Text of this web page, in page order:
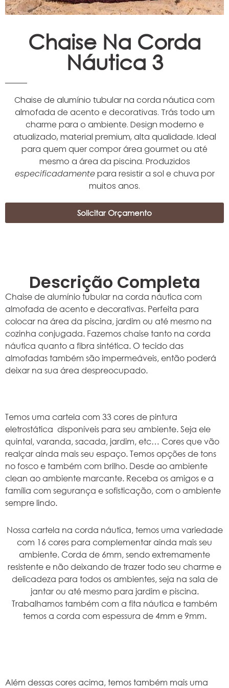
Chaise Na Corda
Náutica 3
Chaise de alumínio tubular na corda náutica com
almofada de acento e decorativas. Trás todo um
charme para o ambiente. Design moderno e
atualizado, material premium, alta qualidade. Ideal
para quem quer compor área gourmet ou até
mesmo a área da piscina. Produzidos
especificadamentepara resistir a sol e chuva por
muitos anos.
Solicitar Orçamento
Descrição Completa
Chaise de alumínio tubular na corda náutica com
almofada de acento e decorativas. Perfeita para
colocar na área da piscina, jardim ou até mesmo na
cozinha conjugada. Fazemos chaise tanto na corda
náutica quanto a fibra sintética. O tecido das
almofadas também são impermeáveis, então poderá
deixar na sua área despreocupado.
Temos uma cartela com 33 cores de pintura
eletrostática disponíveis para seu ambiente. Seja ele
quintal, varanda, sacada, jardim, etc… Cores que vão
realçar ainda mais seu espaço. Temos opções de tons
no fosco e também com brilho. Desde ao ambiente
clean ao ambiente marcante. Receba os amigos e a
família com segurança e sofisticação, com o ambiente
sempre lindo.
Nossa cartela na corda náutica, temos uma variedade
com 16 cores para complementar ainda mais seu
ambiente. Corda de 6mm, sendo extremamente
resistente e não deixando de trazer todo seu charme e
delicadeza para todos os ambientes, seja na sala de
jantar ou até mesmo para jardim e piscina.
Trabalhamos também com a fita náutica e também
temos a corda com espessura de 4mm e 9mm.
Além dessas cores acima, temos também mais uma